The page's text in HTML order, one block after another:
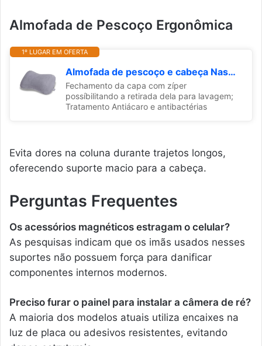
Almofada de Pescoço Ergonômica
1º LUGAR EM OFERTA
Almofada de pescoço e cabeça Nasa para assento de carro Plush Cinza - Nap
Fechamento da capa com zíper
possíbilitando a retirada dela para lavagem;
Tratamento Antiácaro e antibactérias
Evita dores na coluna durante trajetos longos,
oferecendo suporte macio para a cabeça.
Perguntas Frequentes
Os acessórios magnéticos estragam o celular?
As pesquisas indicam que os imãs usados nesses
suportes não possuem força para danificar
componentes internos modernos.
Preciso furar o painel para instalar a câmera de ré?
A maioria dos modelos atuais utiliza encaixes na
luz de placa ou adesivos resistentes, evitando